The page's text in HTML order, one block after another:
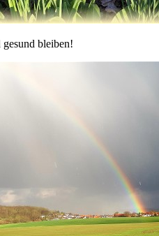
bleiben!